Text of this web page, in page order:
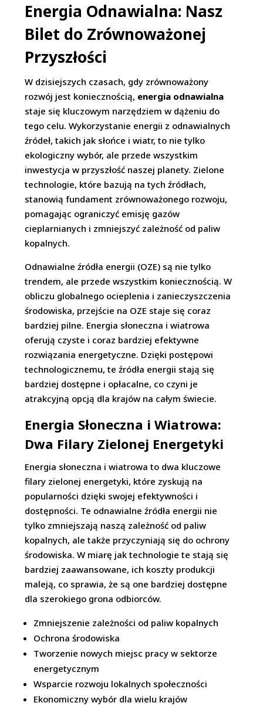
Energia Odnawialna: Nasz
Bilet do Zrównoważonej
Przyszłości
W dzisiejszych czasach, gdy zrównoważony
rozwój jest koniecznością, energia odnawialna
staje się kluczowym narzędziem w dążeniu do
tego celu. Wykorzystanie energii z odnawialnych
źródeł, takich jak słońce i wiatr, to nie tylko
ekologiczny wybór, ale przede wszystkim
inwestycja w przyszłość naszej planety. Zielone
technologie, które bazują na tych źródłach,
stanowią fundament zrównoważonego rozwoju,
pomagając ograniczyć emisję gazów
cieplarnianych i zmniejszyć zależność od paliw
kopalnych.
Odnawialne źródła energii (OZE) są nie tylko
trendem, ale przede wszystkim koniecznością. W
obliczu globalnego ocieplenia i zanieczyszczenia
środowiska, przejście na OZE staje się coraz
bardziej pilne. Energia słoneczna i wiatrowa
oferują czyste i coraz bardziej efektywne
rozwiązania energetyczne. Dzięki postępowi
technologicznemu, te źródła energii stają się
bardziej dostępne i opłacalne, co czyni je
atrakcyjną opcją dla krajów na całym świecie.
Energia Słoneczna i Wiatrowa:
Dwa Filary Zielonej Energetyki
Energia słoneczna i wiatrowa to dwa kluczowe
filary zielonej energetyki, które zyskują na
popularności dzięki swojej efektywności i
dostępności. Te odnawialne źródła energii nie
tylko zmniejszają naszą zależność od paliw
kopalnych, ale także przyczyniają się do ochrony
środowiska. W miarę jak technologie te stają się
bardziej zaawansowane, ich koszty produkcji
maleją, co sprawia, że są one bardziej dostępne
dla szerokiego grona odbiorców.
Zmniejszenie zależności od paliw kopalnych
Ochrona środowiska
Tworzenie nowych miejsc pracy w sektorze
energetycznym
Wsparcie rozwoju lokalnych społeczności
Ekonomiczny wybór dla wielu krajów